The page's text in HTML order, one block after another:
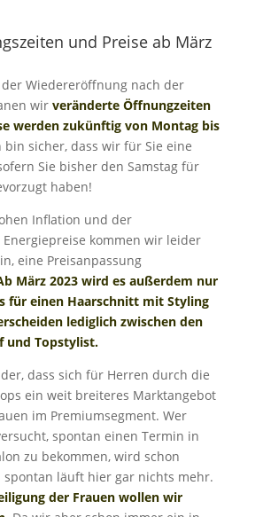
und Preise ab März
Wiedereröffnung nach der
wir veränderte Öffnungzeiten
werden zukünftig von Montag bis
bin sicher, dass wir für Sie eine
Sie bisher den Samstag für
haben!
Inflation und der
kommen wir leider
eine Preisanpassung
März 2023 wird es außerdem nur
für einen Haarschnitt mit Styling
lediglich zwischen den
und Topstylist.
dass sich für Herren durch die
ein weit breiteres Marktangebot
im Premiumsegment. Wer
spontan einen Termin in
zu bekommen, wird schon
spontan läuft hier gar nichts mehr.
der Frauen wollen wir